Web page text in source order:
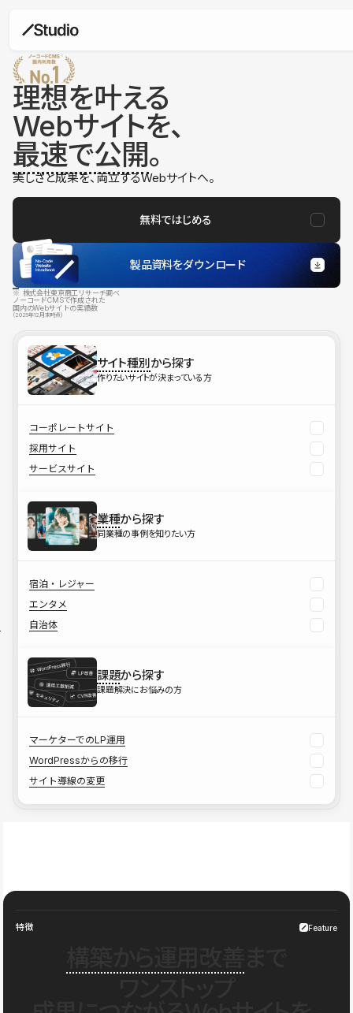
理想を叶える
Webサイトを、
最速で公開。
美しさと成果を、両立するWebサイトへ。
無料ではじめる
製品資料をダウンロード
※ 株式会社東京商工リサーチ調べ
ノーコードCMSで作成された
国内のWebサイトの実績数
（2025年12月末時点）
サイト種別から探す
作りたいサイトが決まっている方
コーポレートサイト
採用サイト
サービスサイト
業種から探す
同業種の事例を知りたい方
宿泊・レジャー
エンタメ
自治体
課題から探す
課題解決にお悩みの方
マーケターでのLP運用
WordPressからの移行
サイト導線の変更
特徴 Feature